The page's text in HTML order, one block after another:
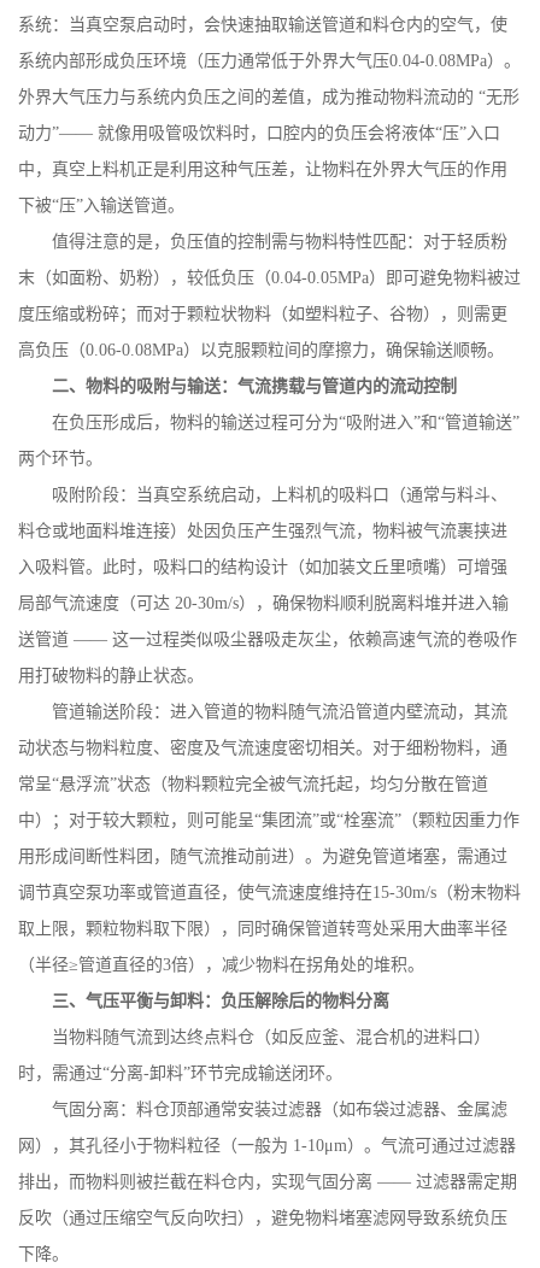
系统：当真空泵启动时，会快速抽取输送管道和料仓内的空气，使
系统内部形成负压环境（压力通常低于外界大气压0.04-0.08MPa）。
外界大气压力与系统内负压之间的差值，成为推动物料流动的 “无形
动力”—— 就像用吸管吸饮料时，口腔内的负压会将液体“压”入口
中，真空上料机正是利用这种气压差，让物料在外界大气压的作用
下被“压”入输送管道。
值得注意的是，负压值的控制需与物料特性匹配：对于轻质粉
末（如面粉、奶粉），较低负压（0.04-0.05MPa）即可避免物料被过
度压缩或粉碎；而对于颗粒状物料（如塑料粒子、谷物），则需更
高负压（0.06-0.08MPa）以克服颗粒间的摩擦力，确保输送顺畅。
二、物料的吸附与输送：气流携载与管道内的流动控制
在负压形成后，物料的输送过程可分为“吸附进入”和“管道输送”
两个环节。
吸附阶段：当真空系统启动，上料机的吸料口（通常与料斗、
料仓或地面料堆连接）处因负压产生强烈气流，物料被气流裹挟进
入吸料管。此时，吸料口的结构设计（如加装文丘里喷嘴）可增强
局部气流速度（可达 20-30m/s），确保物料顺利脱离料堆并进入输
送管道 —— 这一过程类似吸尘器吸走灰尘，依赖高速气流的卷吸作
用打破物料的静止状态。
管道输送阶段：进入管道的物料随气流沿管道内壁流动，其流
动状态与物料粒度、密度及气流速度密切相关。对于细粉物料，通
常呈“悬浮流”状态（物料颗粒完全被气流托起，均匀分散在管道
中）；对于较大颗粒，则可能呈“集团流”或“栓塞流”（颗粒因重力作
用形成间断性料团，随气流推动前进）。为避免管道堵塞，需通过
调节真空泵功率或管道直径，使气流速度维持在15-30m/s （粉末物料
取上限，颗粒物料取下限），同时确保管道转弯处采用大曲率半径
（半径≥管道直径的3倍），减少物料在拐角处的堆积。
三、气压平衡与卸料：负压解除后的物料分离
当物料随气流到达终点料仓（如反应釜、混合机的进料口）
时，需通过“分离-卸料”环节完成输送闭环。
气固分离：料仓顶部通常安装过滤器（如布袋过滤器、金属滤
网），其孔径小于物料粒径（一般为 1-10μm）。气流可通过过滤器
排出，而物料则被拦截在料仓内，实现气固分离 —— 过滤器需定期
反吹（通过压缩空气反向吹扫），避免物料堵塞滤网导致系统负压
下降。